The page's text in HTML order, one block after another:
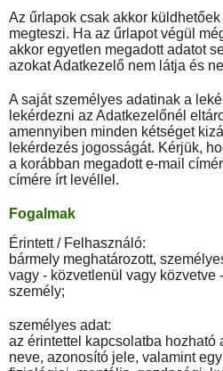
Az űrlapok csak akkor
megteszi. Ha az űrlapot végül
akkor egyetlen megadott adatot
azokat Adatkezelő nem látja és
A saját személyes adatinak a
lekérdezni az Adatkezelőnél
amennyiben minden kétséget
lekérdezés jogosságát. Kérjük,
a korábban megadott e-mail
címére írt levéllel.
Fogalmak
Érintett / Felhasználó:
bármely meghatározott,
vagy - közvetlenül vagy közvetve
személy;
személyes adat:
az érintettel kapcsolatba hozható
neve, azonosító jele, valamint